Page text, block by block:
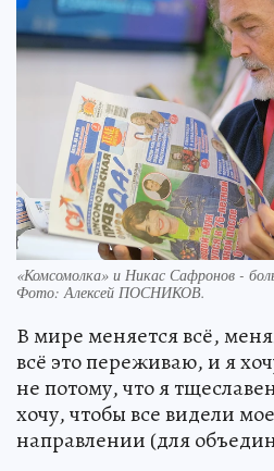
«Комсомолка» и Никас Сафронов -
Фото: Алексей ПОСНИКОВ.
В мире меняется всё,
всё это переживаю, и я
не потому, что я
хочу, чтобы все видели
направлении (для